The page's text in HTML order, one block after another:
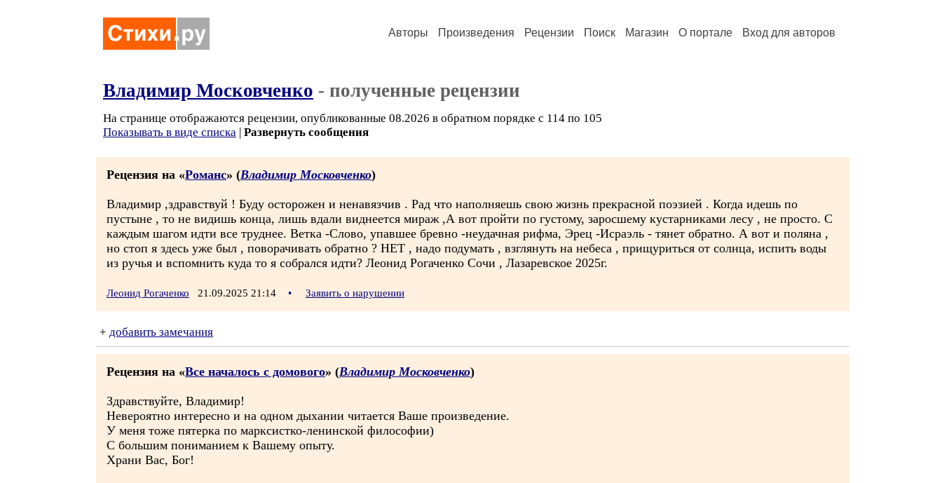
Авторы Произведения Рецензии Поиск Магазин О портале Вход для авторов
Владимир Московченко - полученные рецензии
На странице отображаются рецензии, опубликованные 08.2026 в обратном порядке с 114 по 105
Показывать в виде списка | Развернуть сообщения
Рецензия на «Романс» (Владимир Московченко)
Владимир ,здравствуй ! Буду осторожен и ненавязчив . Рад что наполняешь свою жизнь прекрасной поэзией . Когда идешь по
пустыне , то не видишь конца, лишь вдали виднеется мираж ,А вот пройти по густому, заросшему кустарниками лесу , не просто. С
каждым шагом идти все труднее. Ветка -Слово, упавшее бревно -неудачная рифма, Эрец -Исраэль - тянет обратно. А вот и поляна ,
но стоп я здесь уже был , поворачивать обратно ? НЕТ , надо подумать , взглянуть на небеса , прищуриться от солнца, испить воды
из ручья и вспомнить куда то я собрался идти? Леонид Рогаченко Сочи , Лазаревское 2025г.
Леонид Рогаченко 21.09.2025 21:14 • Заявить о нарушении
+ добавить замечания
Рецензия на «Все началось с домового» (Владимир Московченко)
Здравствуйте, Владимир!
Невероятно интересно и на одном дыхании читается Ваше произведение.
У меня тоже пятерка по марксистко-ленинской философии)
С большим пониманием к Вашему опыту.
Храни Вас, Бог!